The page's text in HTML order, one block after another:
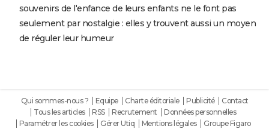
souvenirs de l'enfance de leurs enfants ne le font pas
seulement par nostalgie : elles y trouvent aussi un moyen
de réguler leur humeur
Qui sommes-nous ? Equipe Charte éditoriale Publicité
Contact
Tous les articles
RSS Recrutement
Données personnelles
Paramétrer les cookies
Gérer Utiq Mentions légales
Groupe Figaro